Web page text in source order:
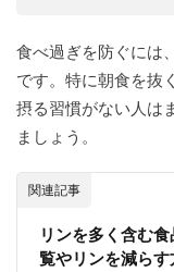
ング
脂質
調整
食
6.2
ィカ
サー
ビス
食べ過ぎを防ぐには
です。特に朝食を抜
摂る習慣がない人は
ましょう。
関連記事
リンを多く含む
覧やリンを減らす